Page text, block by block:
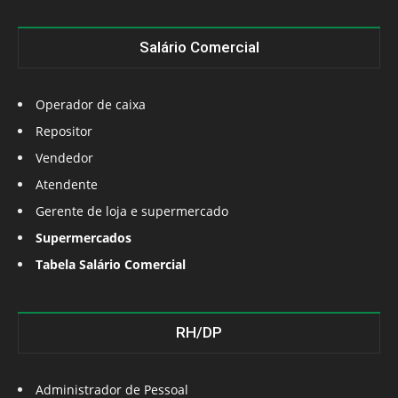
Salário Comercial
Operador de caixa
Repositor
Vendedor
Atendente
Gerente de loja e supermercado
Supermercados
Tabela Salário Comercial
RH/DP
Administrador de Pessoal